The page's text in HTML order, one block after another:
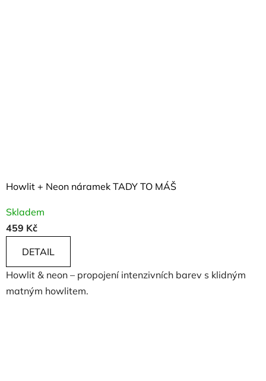
Howlit + Neon náramek TADY TO MÁŠ
Skladem
459 Kč
DETAIL
Howlit & neon – propojení intenzivních barev s klidným
matným howlitem.